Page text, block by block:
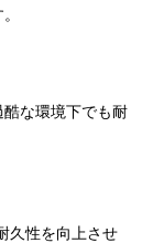
な環境下でも耐
久性を向上させ